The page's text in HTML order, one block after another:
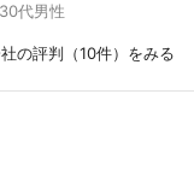
代男性
の評判（10件）をみる